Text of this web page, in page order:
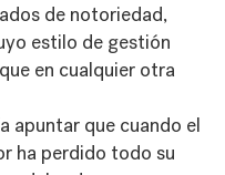
de notoriedad,
estilo de gestión
en cualquier otra
apuntar que cuando el
ha perdido todo su